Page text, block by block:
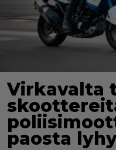
Virkavalta
paosta